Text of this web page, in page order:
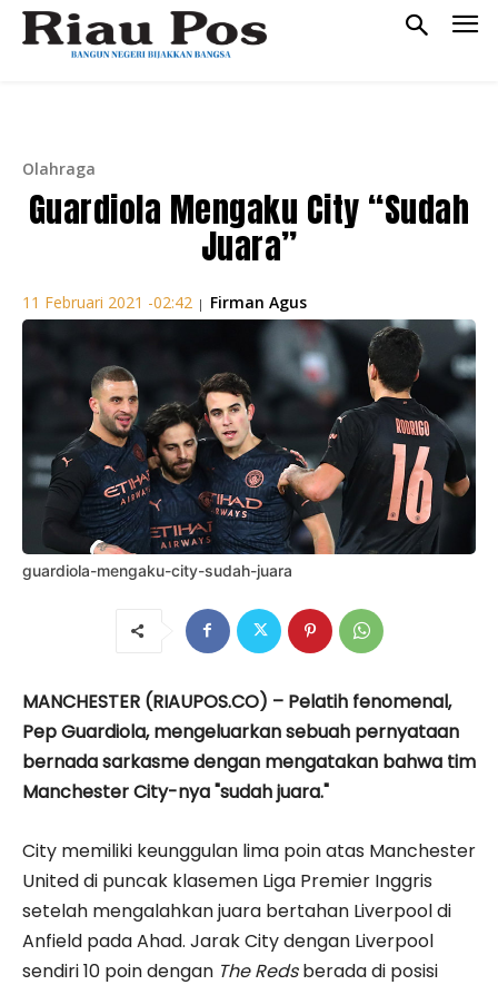
Olahraga
Guardiola Mengaku City “Sudah
Juara”
11 Februari 2021 -02:42 | Firman Agus
guardiola-mengaku-city-sudah-juara
MANCHESTER (RIAUPOS.CO) – Pelatih fenomenal,
Pep Guardiola, mengeluarkan sebuah pernyataan
bernada sarkasme dengan mengatakan bahwa tim
Manchester City-nya "sudah juara."
City memiliki keunggulan lima poin atas Manchester
United di puncak klasemen Liga Premier Inggris
setelah mengalahkan juara bertahan Liverpool di
Anfield pada Ahad. Jarak City dengan Liverpool
sendiri 10 poin dengan The Redsberada di posisi